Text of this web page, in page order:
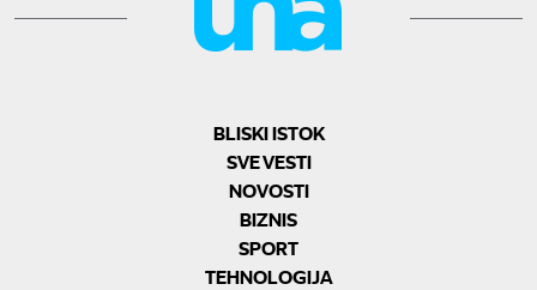
BLISKI ISTOK
SVE VESTI
NOVOSTI
BIZNIS
SPORT
TEHNOLOGIJA